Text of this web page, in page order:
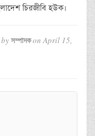
চিরজীবি হউক।
সম্পাদকonApril 15,